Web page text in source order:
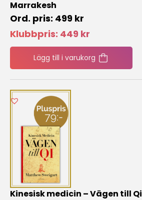
Marrakesh
499 kr
Klubbpris: 449 kr
Lägg till i varukorg
Kinesisk medicin – Vägen till Qi